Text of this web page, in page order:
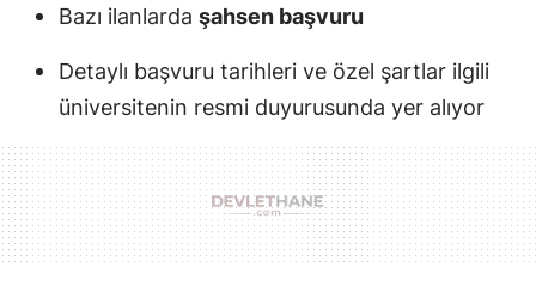
Bazı ilanlarda şahsen başvuru
Detaylı başvuru tarihleri ve özel şartlar ilgili
üniversitenin resmi duyurusunda yer alıyor